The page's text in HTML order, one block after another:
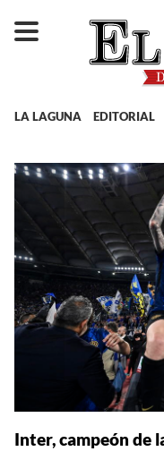
LA LAGUNA EDITORIAL
Inter, campeón de